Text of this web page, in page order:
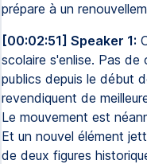
prépare à un
[00:02:51] Speaker 1:
scolaire s'enlise. Pas de
publics depuis le début
revendiquent de
Le mouvement est
Et un nouvel élément
de deux figures